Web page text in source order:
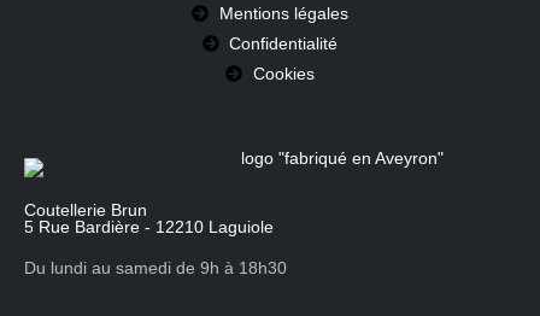
Mentions légales
Confidentialité
Cookies
Coutellerie Brun
5 Rue Bardière - 12210 Laguiole
Du lundi au samedi de 9h à 18h30